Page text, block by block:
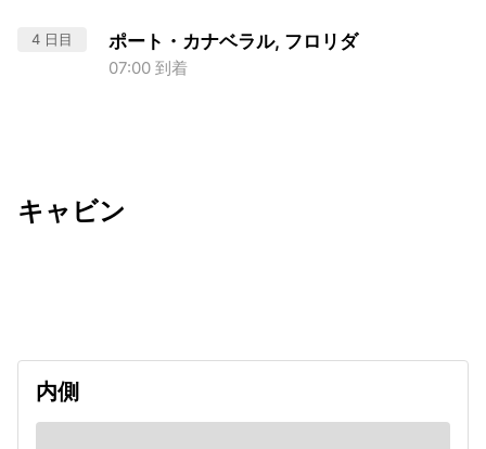
4 日目 ポート・カナベラル, フロリダ
07:00 到着
キャビン
内側